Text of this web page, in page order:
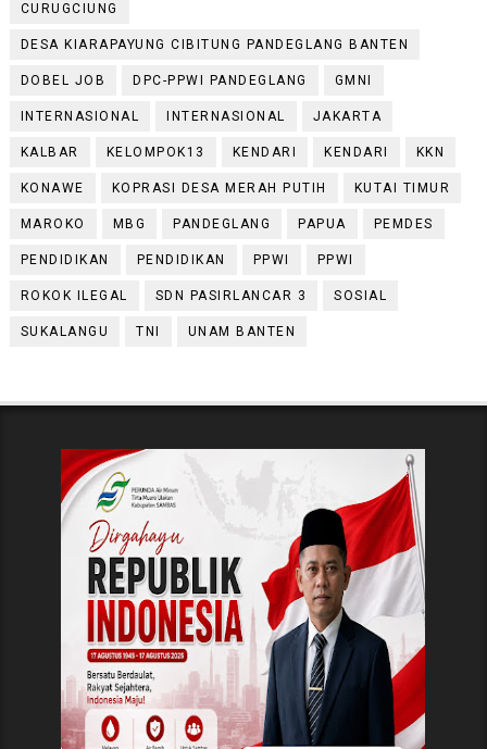
CURUGCIUNG
DESA KIARAPAYUNG CIBITUNG PANDEGLANG BANTEN
DOBEL JOB DPC-PPWI PANDEGLANG GMNI
INTERNASIONAL INTERNASIONAL JAKARTA
KALBAR KELOMPOK13 KENDARI KENDARI KKN
KONAWE KOPRASI DESA MERAH PUTIH KUTAI TIMUR
MAROKO MBG PANDEGLANG PAPUA PEMDES
PENDIDIKAN PENDIDIKAN PPWI PPWI
ROKOK ILEGAL SDN PASIRLANCAR 3 SOSIAL
SUKALANGU TNI UNAM BANTEN